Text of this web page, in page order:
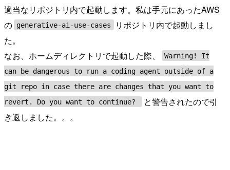
適当なリポジトリ内で起動します。私は手元にあったAWS
の generative-ai-use-cases
リポジトリ内で起動しまし
た。
なお、ホームディレクトリで起動した際、
Warning! It
can be dangerous to run a coding agent outside of a
git repo in case there are changes that you want to
revert. Do you want to continue?
と警告されたので引
き返しました。。。